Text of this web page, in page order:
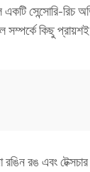
সেন্সোরি-রিচ
সম্পর্কে কিছু
রঙ এবং